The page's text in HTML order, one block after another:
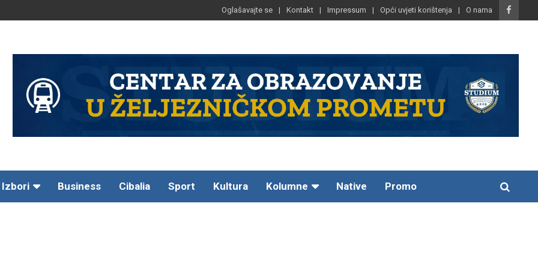
Oglašavajte se Kontakt Impressum Opći uvjeti korištenja O nama
Izbori Business Cibalia Sport Kultura Kolumne Native Promo